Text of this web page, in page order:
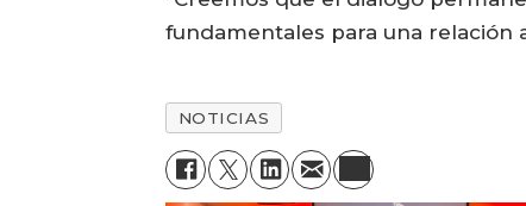
fundamentales para una relación
NOTICIAS